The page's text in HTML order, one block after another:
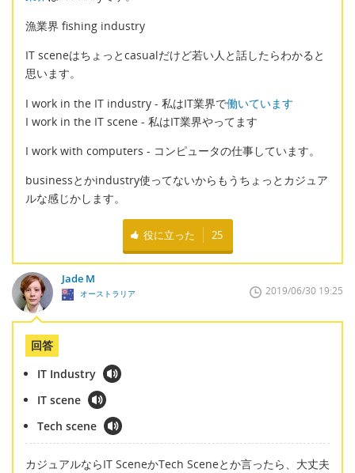
漁業界 fishing industry
IT sceneはちょっとcasualだけど若い人と話したらわかると
思います。
I work in the IT industry - 私はIT業界で働いています
I work in the IT scene - 私はIT業界やってます
I work with computers - コンピュータの仕事しています。
businessとかindustry使ってないからもうちょっとカジュア
ルな感じかします。
役に立った 25
Jade M
オーストラリア 2019/06/30 19:25
回答
IT Industry
IT scene
Tech scene
カジュアルならIT SceneかTech Sceneとか言ったら、大丈夫